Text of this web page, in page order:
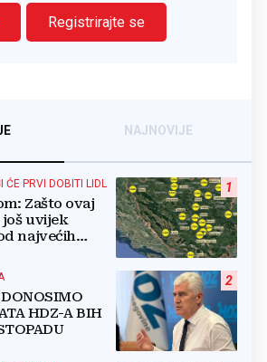
Registrirajte se
NAJNOVIJE
1
PRVI DOBITI LIDL
Zašto ovaj
uvijek
najvećih
2
HDZ-A BIH